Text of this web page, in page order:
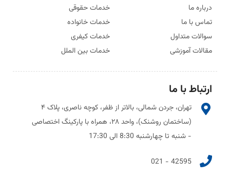
درباره ما
تماس با ما
سوالات متداول
مقالات آموزشی
خدمات حقوقی
خدمات خانواده
خدمات کیفری
خدمات بین الملل
ارتباط با ما
تهران، جردن شمالی، بالاتر از ظفر، کوچه ناصری، پلاک ۴
(ساختمان روشنک)، واحد ۲۸، همراه با پارکینگ اختصاصی
- شنبه تا چهارشنبه 8:30 الی 17:30
42595 - 021